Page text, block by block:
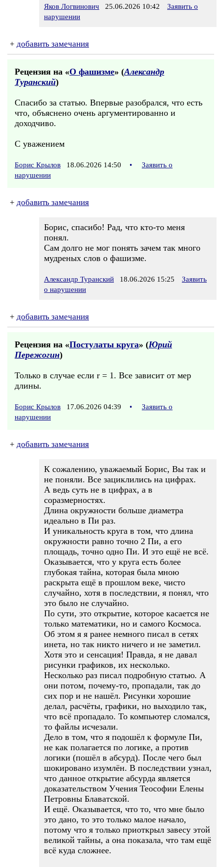
Яков Логвинович 25.06.2026 10:42
Заявить о
нарушении
+ добавить замечания
Рецензия на «О фашизме» (Александр
Туранский)
Спасибо за статью. Впервые разобрался, что есть
что, объяснено очень аргументированно и
доходчиво.
С уважением
Борис Крылов 18.06.2026 14:50 •
Заявить о
нарушении
+ добавить замечания
Борис, спасибо! Рад, что кто-то меня
понял.
Сам долго не мог понять зачем так много
мудреных слов о фашизме.
Александр Туранский 18.06.2026 15:25
Заявить
о нарушении
+ добавить замечания
Рецензия на «Постулаты круга» (Юрий
Пережогин)
Только в случае если r = 1. Все зависит от мер
длины.
Борис Крылов 17.06.2026 04:39 •
Заявить о
нарушении
+ добавить замечания
К сожалению, уважаемый Борис, Вы так и
не поняли. Все зациклились на цифрах.
А ведь суть не в цифрах, а в
соразмерностях.
Длина окружности больше диаметра
идеально в Пи раз.
И уникальность круга в том, что длина
окружности равно точно 2 Пи, а его
площадь, точно одно Пи. И это ещё не всё.
Оказывается, что у круга есть более
глубокая тайна, которая была мною
раскрыта ещё в прошлом веке, чисто
случайно, хотя в последствии, я понял, что
это было не случайно.
По сути, это открытие, которое касается не
только математики, но и самого Космоса.
Об этом я я ранее немного писал в сетях
инета, но так никто ничего и не заметил.
Хотя это и сенсация! Правда, я не давал
рисунки графиков, их несколько.
Несколько раз писал подробную статью. А
они потом, почему-то, пропадали, так до
сих пор и не нашёл. Рисунки хорошие
делал, расчёты, графики, но выходило так,
что всё пропадало. То компьютер сломался,
то файлы исчезали.
Дело в том, что я подошёл к формуле Пи,
не как полагается по логике, а против
логики (пошёл в абсурд). После чего был
шокировано изумлён. В последствии узнал,
что данное открытие абсурда является
доказательством Учения Теософии Елены
Петровны Блаватской.
И ещё. Оказывается, что то, что мне было
это дано, то это только малое начало,
потому что я только приоткрыл завесу этой
великой тайны, а она показала, что там ещё
всё куда сложнее.